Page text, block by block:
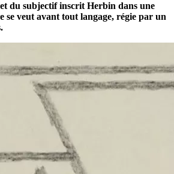
du subjectif inscrit Herbin dans une
veut avant tout langage, régie par un